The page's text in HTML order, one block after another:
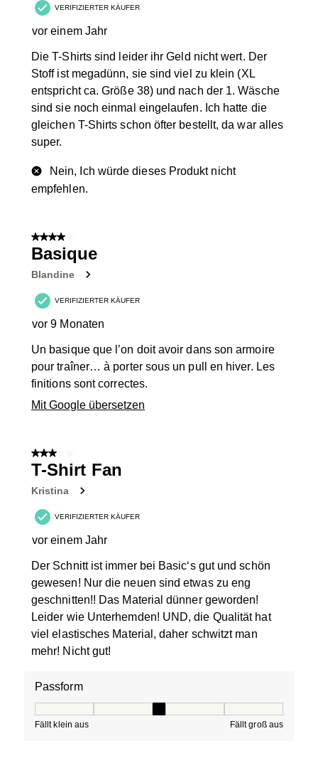
VERIFIZIERTER KÄUFER
vor einem Jahr
Die T-Shirts sind leider ihr Geld nicht wert. Der
Stoff ist megadünn, sie sind viel zu klein (XL
entspricht ca. Größe 38) und nach der 1. Wäsche
sind sie noch einmal eingelaufen. Ich hatte die
gleichen T-Shirts schon öfter bestellt, da war alles
super.
Nein, Ich würde dieses Produkt nicht
empfehlen.
4 von 5 Sternen.
Basique
Blandine
VERIFIZIERTER KÄUFER
vor 9 Monaten
Un basique que l’on doit avoir dans son armoire
pour traîner… à porter sous un pull en hiver. Les
finitions sont correctes.
Mit Google übersetzen
3 von 5 Sternen.
T-Shirt Fan
Kristina
VERIFIZIERTER KÄUFER
vor einem Jahr
Der Schnitt ist immer bei Basic‘s gut und schön
gewesen! Nur die neuen sind etwas zu eng
geschnitten!! Das Material dünner geworden!
Leider wie Unterhemden! UND, die Qualität hat
viel elastisches Material, daher schwitzt man
mehr! Nicht gut!
Passform
Fällt klein aus Fällt groß aus